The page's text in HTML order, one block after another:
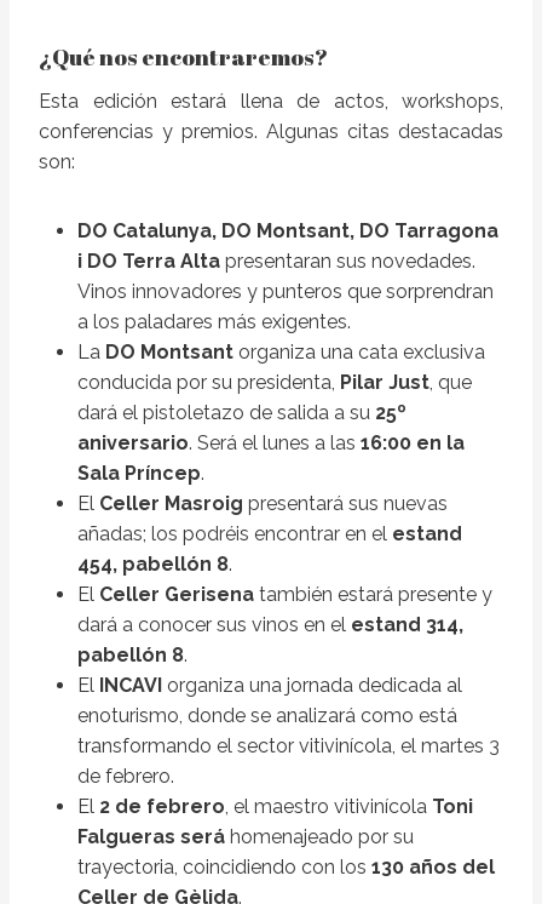
¿Qué nos encontraremos?
Esta edición estará llena de actos, workshops,
conferencias y premios. Algunas citas destacadas
son:
DO Catalunya, DO Montsant, DO Tarragona
i DO Terra Alta presentaran sus novedades.
Vinos innovadores y punteros que sorprendran
a los paladares más exigentes.
La DO Montsant organiza una cata exclusiva
conducida por su presidenta, Pilar Just , que
dará el pistoletazo de salida a su 25º
aniversario. Será el lunes a las 16:00 en la
Sala Príncep.
El Celler Masroig presentará sus nuevas
añadas; los podréis encontrar en el estand
454, pabellón 8.
El Celler Gerisena también estará presente y
dará a conocer sus vinos en el estand 314,
pabellón 8.
El INCAVI organiza una jornada dedicada al
enoturismo, donde se analizará como está
transformando el sector vitivinícola, el martes 3
de febrero.
El 2 de febrero , el maestro vitivinícola Toni
Falgueras será homenajeado por su
trayectoria, coincidiendo con los 130 años del
Celler de Gèlida.